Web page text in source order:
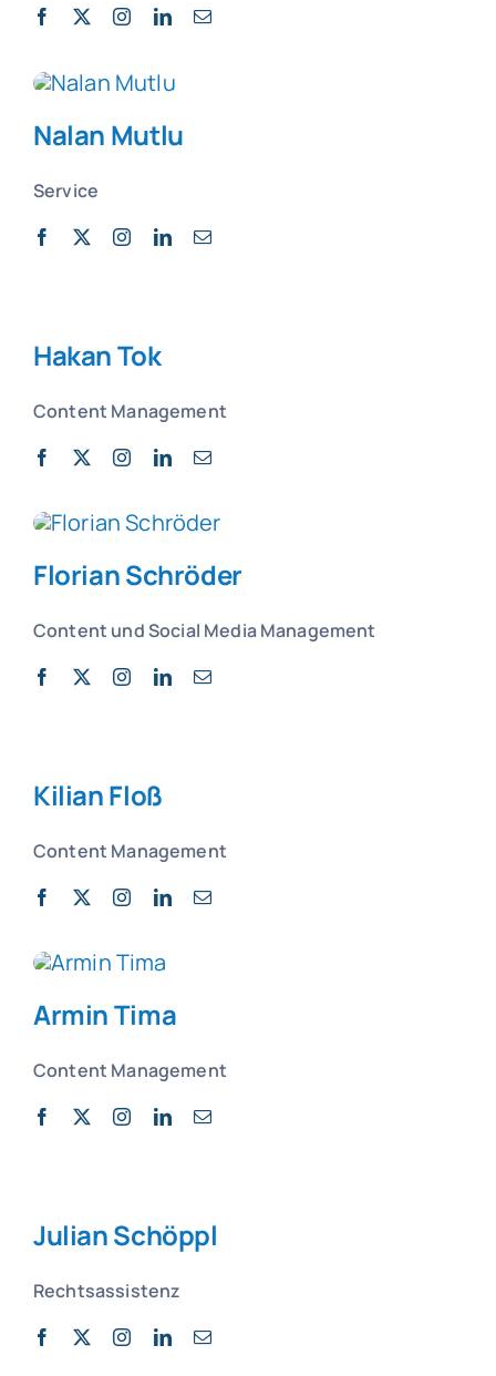
Nalan Mutlu
Service
Hakan Tok
Content Management
Florian Schröder
Content und Social Media Management
Kilian Floß
Content Management
Armin Tima
Content Management
Julian Schöppl
Rechtsassistenz